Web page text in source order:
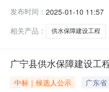
明：详见招标文件
报价不含税价：￥56
发布时间： 2025-01-10 11:57
相关产品：
供水保障建设工程
广宁县供水保障建设工
中标｜候选人公示 广东